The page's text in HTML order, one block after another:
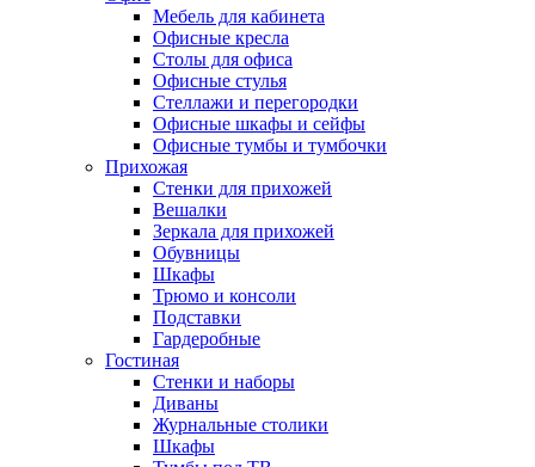
Мебель для кабинета
Офисные кресла
Столы для офиса
Офисные стулья
Стеллажи и перегородки
Офисные шкафы и сейфы
Офисные тумбы и тумбочки
Прихожая
Стенки для прихожей
Вешалки
Зеркала для прихожей
Обувницы
Шкафы
Трюмо и консоли
Подставки
Гардеробные
Гостиная
Стенки и наборы
Диваны
Журнальные столики
Шкафы